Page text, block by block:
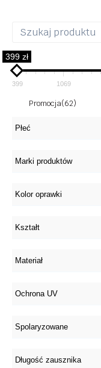
399 zł
399 1069
Promocja(62)